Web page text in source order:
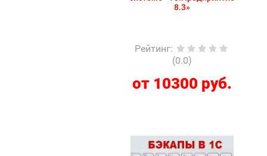
8.3»
Рейтинг:
(0.0)
от 10300 руб.